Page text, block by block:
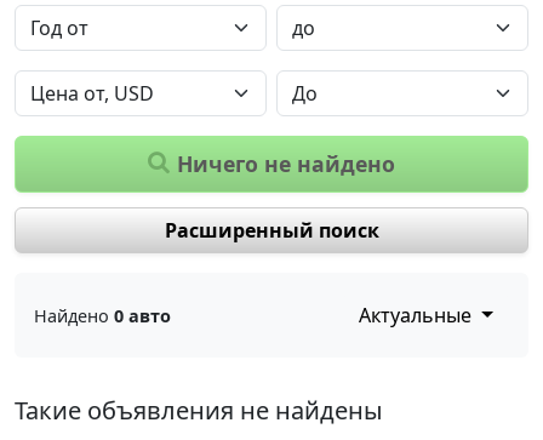
Ничего не найдено
Расширенный поиск
Найдено 0 авто Актуальные
Такие объявления не найдены